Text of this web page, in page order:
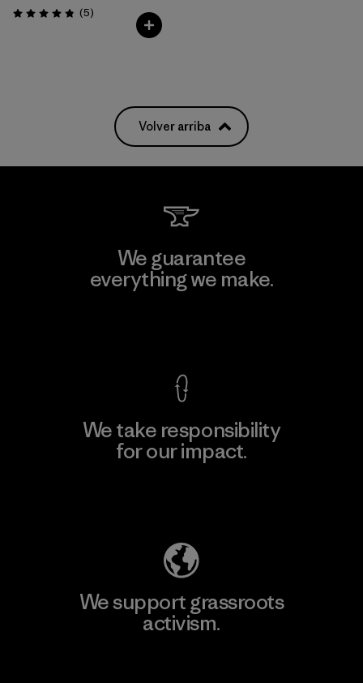
Valoración: 4.8 / 5
(5Comentarios
)
Volver arriba
We guarantee
everything we make.
We take responsibility
for our impact.
We support grassroots
activism.